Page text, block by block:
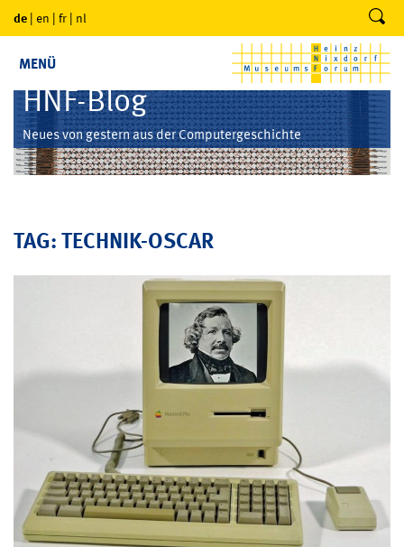
de | en | fr | nl
MENÜ
HNF-Blog
Neues von gestern aus der Computergeschichte
TAG: TECHNIK-OSCAR